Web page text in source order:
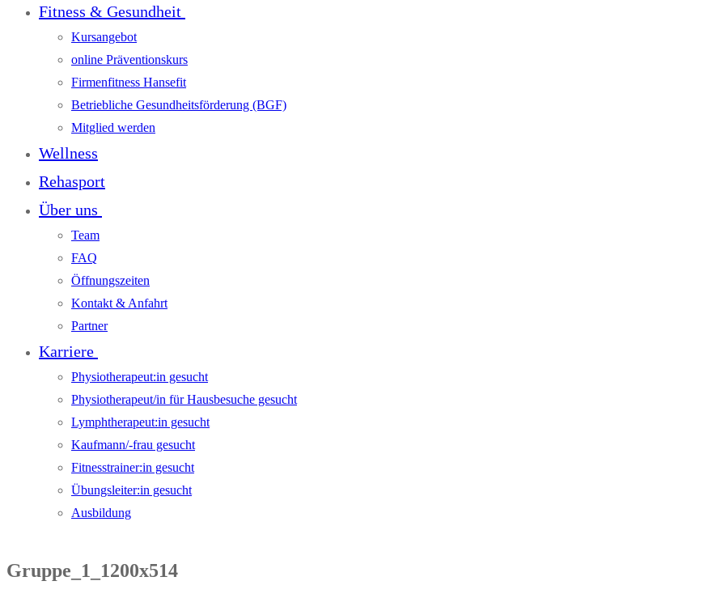
Fitness & Gesundheit
Kursangebot
online Präventionskurs
Firmenfitness Hansefit
Betriebliche Gesundheitsförderung (BGF)
Mitglied werden
Wellness
Rehasport
Über uns
Team
FAQ
Öffnungszeiten
Kontakt & Anfahrt
Partner
Karriere
Physiotherapeut:in gesucht
Physiotherapeut/in für Hausbesuche gesucht
Lymphtherapeut:in gesucht
Kaufmann/-frau gesucht
Fitnesstrainer:in gesucht
Übungsleiter:in gesucht
Ausbildung
Gruppe_1_1200x514